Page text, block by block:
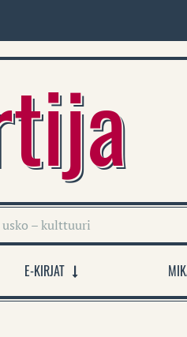
– kulttuuri
E-KIRJAT